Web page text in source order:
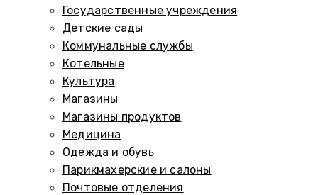
Государственные учреждения
Детские сады
Коммунальные службы
Котельные
Культура
Магазины
Магазины продуктов
Медицина
Одежда и обувь
Парикмахерские и салоны
Почтовые отделения